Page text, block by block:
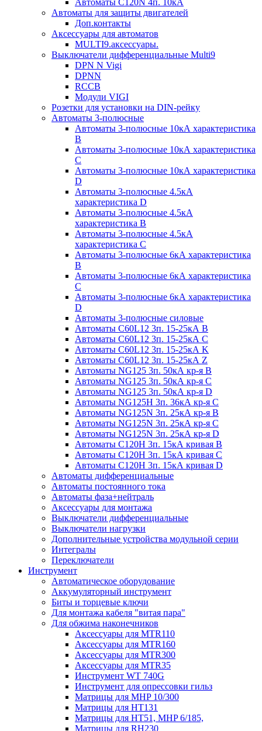
Автоматы для защиты двигателей
Доп.контакты
Аксессуары для автоматов
MULTI9.аксессуары.
Выключатели дифференциальные Multi9
DPN N Vigi
DPNN
RCCB
Модули VIGI
Розетки для установки на DIN-рейку
Автоматы 3-полюсные
Автоматы 3-полюсные 10кА характеристика
B
Автоматы 3-полюсные 10кА характеристика
C
Автоматы 3-полюсные 10кА характеристика
D
Автоматы 3-полюсные 4.5кА
характеристика D
Автоматы 3-полюсные 4.5кА
характеристика В
Автоматы 3-полюсные 4.5кА
характеристика С
Автоматы 3-полюсные 6кА характеристика
B
Автоматы 3-полюсные 6кА характеристика
C
Автоматы 3-полюсные 6кА характеристика
D
Автоматы 3-полюсные силовые
Автоматы C60L12 3п. 15-25кА B
Автоматы C60L12 3п. 15-25кА C
Автоматы C60L12 3п. 15-25кА K
Автоматы C60L12 3п. 15-25кА Z
Автоматы NG125 3п. 50кА кр-я B
Автоматы NG125 3п. 50кА кр-я C
Автоматы NG125 3п. 50кА кр-я D
Автоматы NG125H 3п. 36кА кр-я C
Автоматы NG125N 3п. 25кА кр-я B
Автоматы NG125N 3п. 25кА кр-я C
Автоматы NG125N 3п. 25кА кр-я D
Автоматы С120Н 3п. 15кА кривая B
Автоматы С120Н 3п. 15кА кривая C
Автоматы С120Н 3п. 15кА кривая D
Автоматы дифференциальные
Автоматы постоянного тока
Автоматы фаза+нейтраль
Аксессуары для монтажа
Выключатели дифференциальные
Выключатели нагрузки
Дополнительные устройства модульной серии
Интегралы
Переключатели
Инструмент
Автоматическое оборудование
Аккумуляторный инструмент
Биты и торцевые ключи
Для монтажа кабеля "витая пара"
Для обжима наконечников
Аксессуары для MTR110
Аксессуары для MTR160
Аксессуары для MTR300
Аксессуары для MTR35
Инструмент WT 740G
Инструмент для опрессовки гильз
Матрицы для MHP 10/300
Матрицы для НТ131
Матрицы для НТ51, MHP 6/185,
Матрицы для RH230